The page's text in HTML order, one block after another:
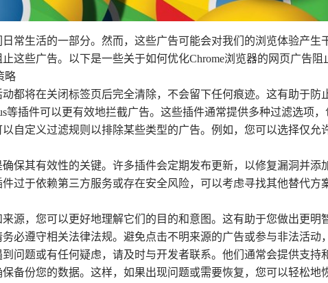
常生活的一部分。然而，这些广告可能会对我们的浏览体验产
这些广告。以下是一些关于如何优化Chrome浏览器的网页广告阻
略
都将在关闭标签页后完全清除，不会留下任何痕迹。这有助于防
等插件可以更有效地拦截广告。这些插件通常提供多种过滤选项
自定义过滤规则以排除某些类型的广告。例如，您可以选择仅
保其有效性的关键。许多插件会定期发布更新，以修复漏洞并添
过于依赖第三方服务或存在安全风险，可以考虑寻找其他替代
源，您可以更好地理解它们的目的和意图。这有助于您做出更明
必遵守相关法律法规。避免点击不明来源的广告或参与非法活动
问题或有任何疑虑，请及时与开发者联系。他们通常会提供支持
备份您的数据。这样，如果出现问题或需要恢复，您可以轻松地